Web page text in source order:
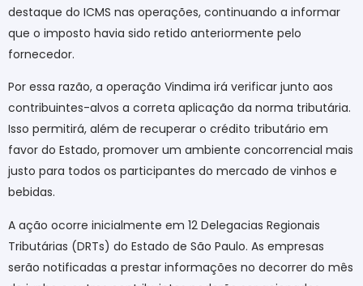
destaque do ICMS nas operações, continuando a informar
que o imposto havia sido retido anteriormente pelo
fornecedor.
Por essa razão, a operação Vindima irá verificar junto aos
contribuintes-alvos a correta aplicação da norma tributária.
Isso permitirá, além de recuperar o crédito tributário em
favor do Estado, promover um ambiente concorrencial mais
justo para todos os participantes do mercado de vinhos e
bebidas.
A ação ocorre inicialmente em 12 Delegacias Regionais
Tributárias (DRTs) do Estado de São Paulo. As empresas
serão notificadas a prestar informações no decorrer do mês